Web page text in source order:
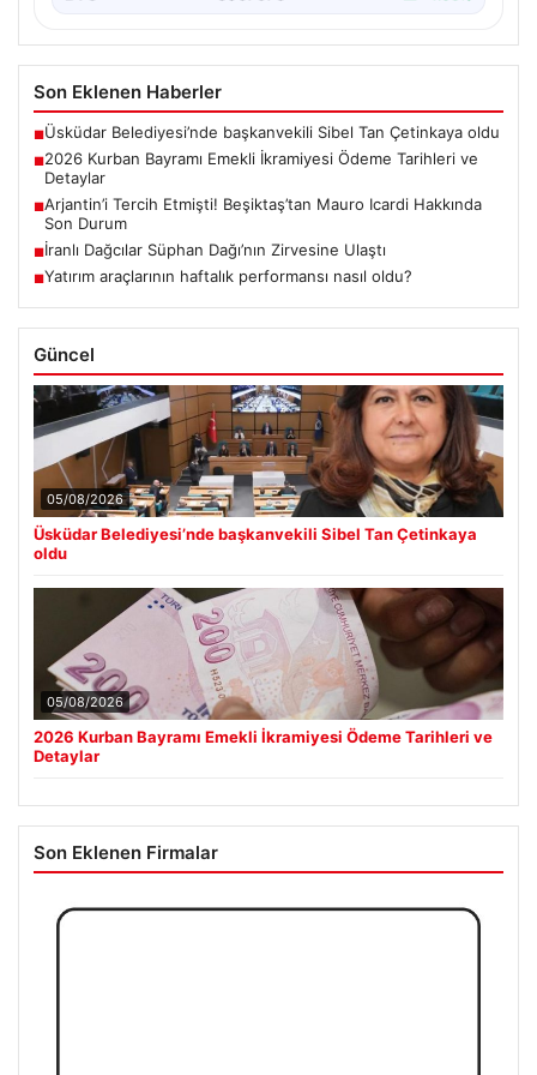
Son Eklenen Haberler
■Üsküdar Belediyesi’nde başkanvekili Sibel Tan Çetinkaya oldu
■2026 Kurban Bayramı Emekli İkramiyesi Ödeme Tarihleri ve
Detaylar
■Arjantin’i Tercih Etmişti! Beşiktaş’tan Mauro Icardi Hakkında
Son Durum
■İranlı Dağcılar Süphan Dağı’nın Zirvesine Ulaştı
■Yatırım araçlarının haftalık performansı nasıl oldu?
Güncel
05/08/2026
Üsküdar Belediyesi’nde başkanvekili Sibel Tan Çetinkaya
oldu
05/08/2026
2026 Kurban Bayramı Emekli İkramiyesi Ödeme Tarihleri ve
Detaylar
Son Eklenen Firmalar